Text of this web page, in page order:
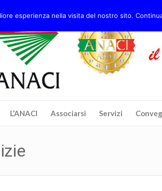
L’ANACI Associarsi Servizi
esperienza nella visita del nostro sito.